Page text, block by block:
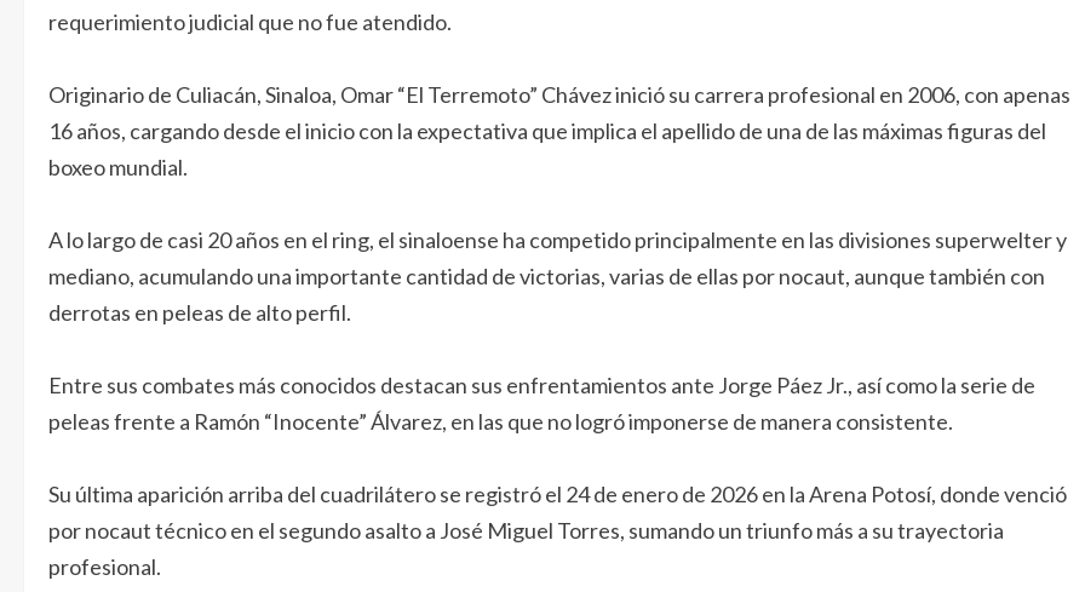
requerimiento judicial que no fue atendido.
Originario de Culiacán, Sinaloa, Omar “El Terremoto” Chávez inició su carrera profesional en 2006, con apenas
16 años, cargando desde el inicio con la expectativa que implica el apellido de una de las máximas figuras del
boxeo mundial.
A lo largo de casi 20 años en el ring, el sinaloense ha competido principalmente en las divisiones superwelter y
mediano, acumulando una importante cantidad de victorias, varias de ellas por nocaut, aunque también con
derrotas en peleas de alto perfil.
Entre sus combates más conocidos destacan sus enfrentamientos ante Jorge Páez Jr., así como la serie de
peleas frente a Ramón “Inocente” Álvarez, en las que no logró imponerse de manera consistente.
Su última aparición arriba del cuadrilátero se registró el 24 de enero de 2026 en la Arena Potosí, donde venció
por nocaut técnico en el segundo asalto a José Miguel Torres, sumando un triunfo más a su trayectoria
profesional.